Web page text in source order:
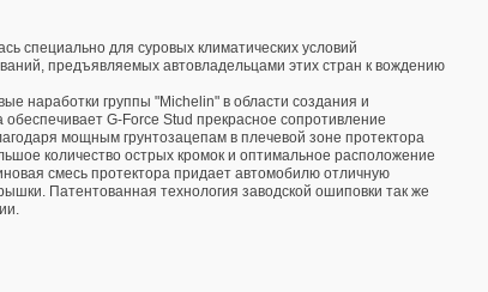
специально для суровых климатических условий
предъявляемых автовладельцами этих стран к вождению
наработки группы "Michelin" в области создания и
G-Force Stud прекрасное сопротивление
мощным грунтозацепам в плечевой зоне протектора
количество острых кромок и оптимальное расположение
смесь протектора придает автомобилю отличную
Патентованная технология заводской ошиповки так же